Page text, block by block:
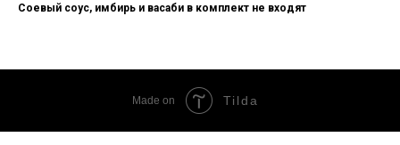
Соевый соус, имбирь и васаби в комплект не входят
Made on Tilda